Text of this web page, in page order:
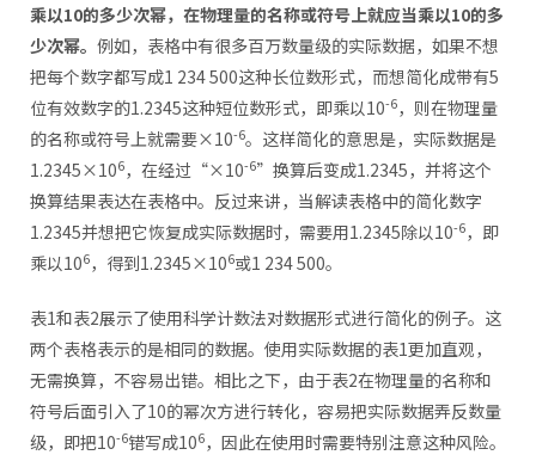
乘以10的多少次幂，在物理量的名称或符号上就应当乘以10的多
少次幂。 例如，表格中有很多百万数量级的实际数据，如果不想
把每个数字都写成1 234 500这种长位数形式，而想简化成带有5
位有效数字的1.2345这种短位数形式，即乘以10-6，则在物理量
的名称或符号上就需要×10-6。这样简化的意思是，实际数据是
1.2345×106，在经过“×10-6”换算后变成1.2345，并将这个
换算结果表达在表格中。反过来讲，当解读表格中的简化数字
1.2345并想把它恢复成实际数据时，需要用1.2345除以10-6，即
乘以106，得到1.2345×106或1 234 500。
表1和表2展示了使用科学计数法对数据形式进行简化的例子。这
两个表格表示的是相同的数据。使用实际数据的表1更加直观，
无需换算，不容易出错。相比之下，由于表2在物理量的名称和
符号后面引入了10的幂次方进行转化，容易把实际数据弄反数量
级，即把10-6错写成106，因此在使用时需要特别注意这种风险。